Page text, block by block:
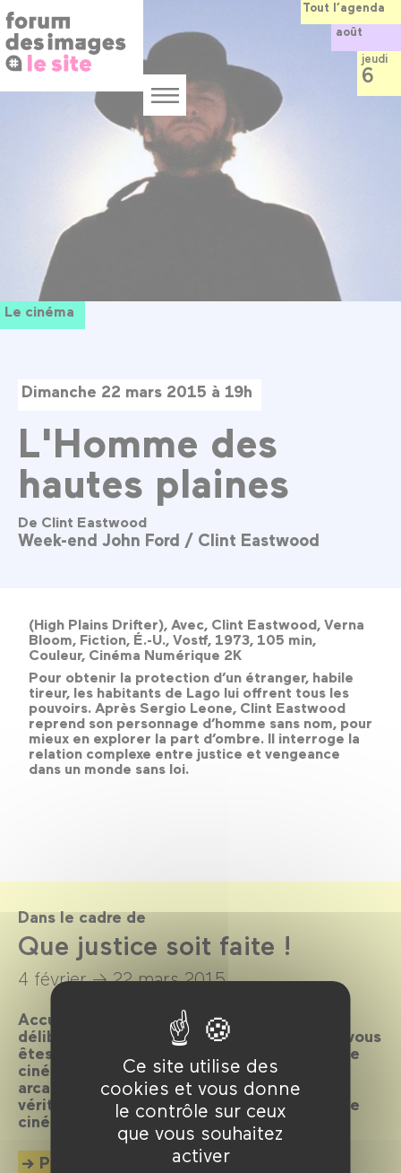
Ce site utilise des
cookies et vous donne
le contrôle sur ceux
que vous souhaitez
activer
au
contenu
principal
Menu
Le cinéma
Dimanche 22 mars 2015 à 19h
L'Homme des
hautes plaines
De Clint Eastwood
Week-end John Ford / Clint Eastwood
(High Plains Drifter), Avec, Clint Eastwood, Verna
Bloom, Fiction, É.-U., Vostf, 1973, 105 min,
Couleur, Cinéma Numérique 2K
Pour obtenir la protection d’un étranger, habile
tireur, les habitants de Lago lui offrent tous les
pouvoirs. Après Sergio Leone, Clint Eastwood
reprend son personnage d’homme sans nom, pour
mieux en explorer la part d’ombre. Il interroge la
relation complexe entre justice et vengeance
dans un monde sans loi.
Dans le cadre de
Que justice soit faite !
4 février → 22 mars 2015
Accusés spectateurs, levez-vous ! Après
délibération du jury, le verdict est tombé : vous
êtes déclarés coupables de flagrant délit de
cinéphilie et condamnés à plonger dans les
arcanes de la machine judiciaire. Toute la
vérité, rien que la vérité en 80 plaidoyers de
cinéma.
Plus d'info
Tout l’agenda
août
jeudi
6